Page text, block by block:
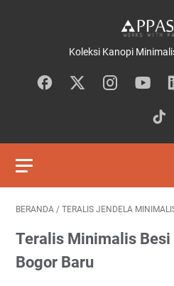
Koleksi Kanopi
BERANDA / TERALIS JENDELA
Teralis Minimalis Besi
Bogor Baru